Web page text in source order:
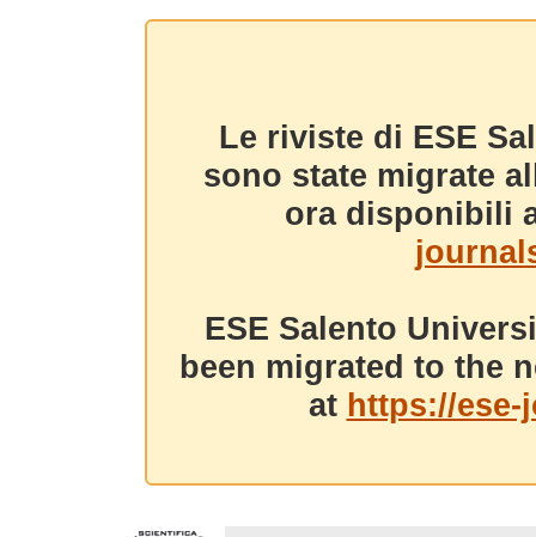
Le riviste di ESE
sono state migrate
ora disponibili
ESE Salento
been migrated to the
at https://